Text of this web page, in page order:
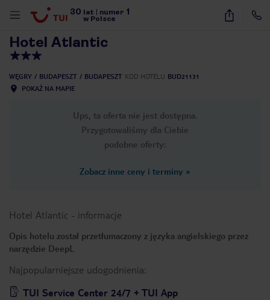
30 lat numer 1
w Polsce
22
Hotel Atlantic
WĘGRY BUDAPESZT BUDAPESZT KOD HOTELU BUD21131
POKAŻ NA MAPIE
Ups, ta oferta nie jest dostępna.
Przygotowaliśmy dla Ciebie
podobne oferty:
Zobacz inne ceny i terminy »
Hotel Atlantic - informacje
Opis hotelu został przetłumaczony z języka angielskiego przez
narzędzie DeepL
Najpopularniejsze udogodnienia:
TUI Service Center 24/7 + TUI App